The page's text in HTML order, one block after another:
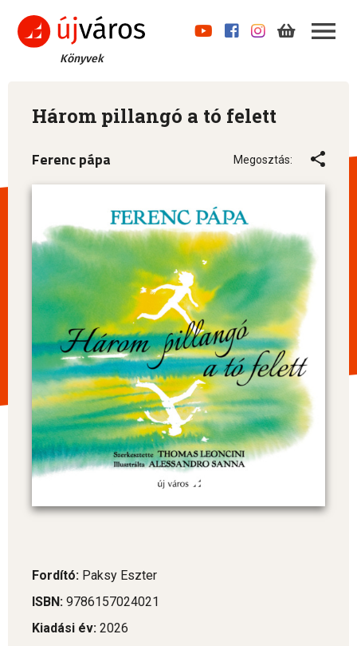
Könyvek
Három pillangó a tó felett
Ferenc pápa Megosztás:
Fordító: Paksy Eszter
ISBN: 9786157024021
Kiadási év: 2026